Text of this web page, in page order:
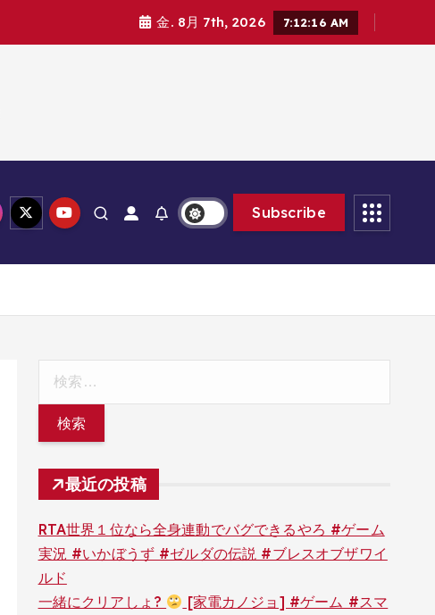
金. 8月 7th, 2026 7:12:17 AM
Subscribe
最近の投稿
RTA世界１位なら全身連動でバグできるやろ #ゲーム
実況 #いかぼうず #ゼルダの伝説 #ブレスオブザワイ
ルド
一緒にクリアしょ?
[家電カノジョ] #ゲーム #スマ